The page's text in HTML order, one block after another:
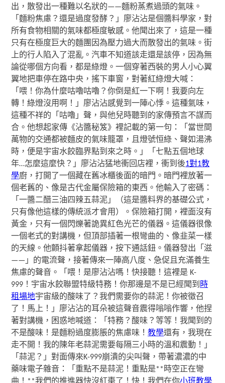
出，散發出一種難以名狀的——麵粉蒸煮過頭的氣味。
「麵粉焦慮？還是過度發酵？」廖沾沾是個醬料學家，對
所有食物相關的氣味都極度敏感。他聞出來了，這是一種
只有在極度巨大的麵團因為壓力過大而散發出的氣味。街
上的行人陷入了混亂。汽車不知道該走還是該停，因為無
論從哪個方向看，都是綠燈。一個穿著西裝的男人小心翼
翼地把車停在路中央，搖下車窗，對著紅綠燈大喊：
「喂！你為什麼咕嚕咕嚕？你倒是紅一下啊！我要向左
轉！綠燈沒用啊！」廖沾沾感覺到一陣心悸。這種氣味，
這種不祥的「咕嚕」聲，與他兒時聽到的家傳預言不謀而
合。他想起家傳《沾醬秘笈》裡記載的第一句：「當世間
萬物的交通都被麵皮的氣味籠罩，且燈號恒綠、聲如湯沸
時，便是宇宙水餃臨界點到來之時。」「七點五個地球
年…怎麼這麼快？」廖沾沾猛地衝回店裡，衝到後1對1教
學廚，打開了一個藏在舊冰櫃後面的暗門。暗門裡放著一
個老舊的、像是古代金屬保險箱的東西。他輸入了密碼：
「一醬二醋三油四辣五蒜泥」（這是醬料界的基礎公式，
只有像他這樣的傳統派才會用）。保險箱打開，裡面沒有
黃金，只有一個閃爍著詭異紅色光芒的儀器。這儀器很像
一個老式的對講機，但頂部插著一根彎曲的、像韭菜一樣
的天線。他顫抖著拿起儀器，按下通話鈕。儀器發出「滋
——」的電流聲，接著傳來一陣高八度、急促且充滿養生
焦慮的聲音。「喂！是廖沾沾嗎！快接聽！這裡是 K-
999！宇宙水餃聯盟特級特務！你那邊是不是已經聞到時
租場地宇宙級的酸味了？我們需要你的蒜泥！你被徵召
了！馬上！」廖沾沾的耳朵被這聲音震得嗡嗡作響，他捏
著對講機，困惑地喊道：「特務？酸味？等等！我聞到的
不是酸味！是麵粉過度膨脹的焦慮味！教學還有，我現在
走不開！我的陳年老蒜泥需要每隔三小時的溫和震動！」
「蒜泥？」對面傳來K-999崩潰的尖叫聲，帶著濃濃的中
藥味電子雜音：「重點不是蒜泥！重點是**時空正在彎